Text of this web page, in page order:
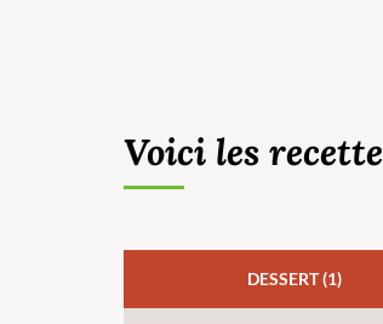
Voici les
DESSERT (1)